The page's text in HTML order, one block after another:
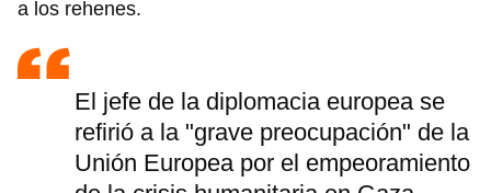
a los rehenes.
El jefe de la diplomacia europea se
refirió a la "grave preocupación" de la
Unión Europea por el empeoramiento